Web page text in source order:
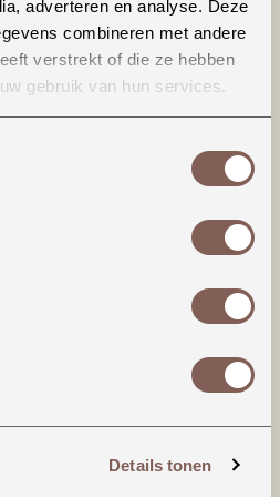
adverteren en analyse. Deze
combineren met andere
verstrekt of die ze hebben
gebruik van hun services.
Details tonen
kledingstuk voor een
met korte pijpjes en